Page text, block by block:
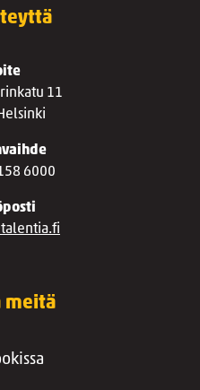
11
6000
meitä